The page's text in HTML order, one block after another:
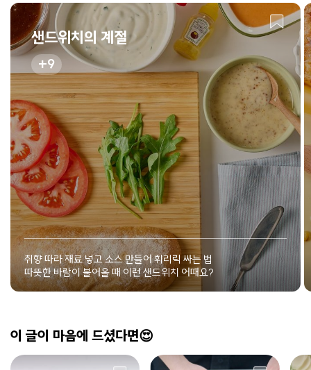
샌드위치의 계절
9
취향 따라 재료 넣고 소스 만들어 휘리릭 싸는 법
따뜻한 바람이 불어올 때 이런 샌드위치 어때요?
이 글이 마음에 드셨다면😍